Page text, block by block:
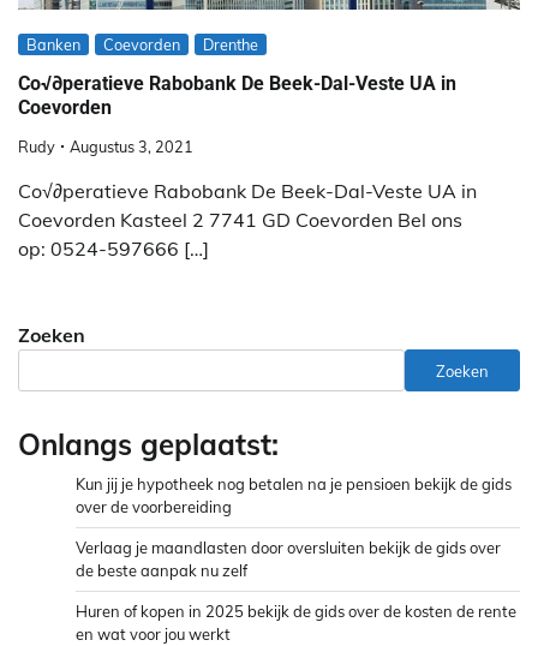
Banken Coevorden Drenthe
Co√∂peratieve Rabobank De Beek-Dal-Veste UA in
Coevorden
Rudy Augustus 3, 2021
Co√∂peratieve Rabobank De Beek-Dal-Veste UA in
Coevorden Kasteel 2 7741 GD Coevorden Bel ons
op: 0524-597666 […]
Zoeken
Zoeken
Onlangs geplaatst:
Kun jij je hypotheek nog betalen na je pensioen bekijk de gids
over de voorbereiding
Verlaag je maandlasten door oversluiten bekijk de gids over
de beste aanpak nu zelf
Huren of kopen in 2025 bekijk de gids over de kosten de rente
en wat voor jou werkt